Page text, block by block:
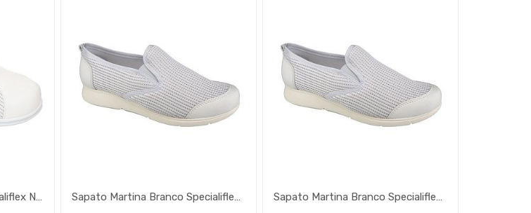
Soca Epsilon Branco Specialiflex Nº36 Sapato Martina Branco Specialiflex Nº37 Sapato Martina Branco Specialiflex Nº35